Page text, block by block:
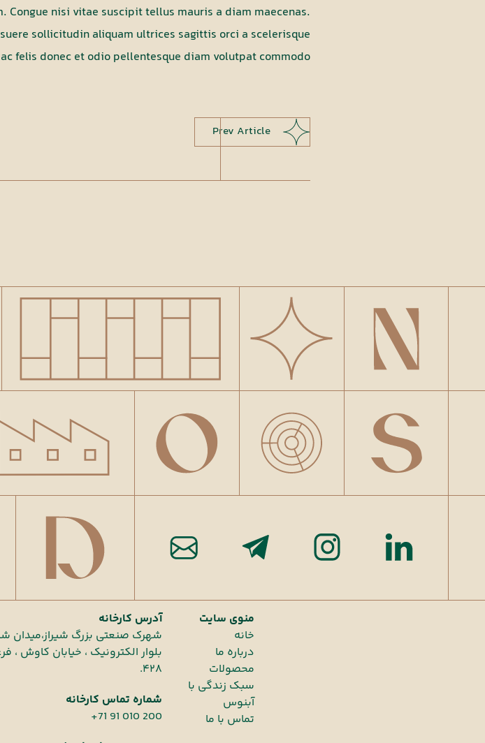
Congue nisi vitae suscipit tellus mauris a diam maecenas.
sollicitudin aliquam ultrices sagittis orci a scelerisque
felis donec et odio pellentesque diam volutpat commodo.
Prev Article
منوی سایت
خانه
درباره ما
محصولات
سبک زندگی با
آبنوس
تماس با ما
آدرس کارخانه
شهرک صنعتی بزرگ شیراز،میدان
بلوار الکترونیک ، خیابان کاوش ،
۴۲۸.
شماره تماس کارخانه
+71 91 010 200